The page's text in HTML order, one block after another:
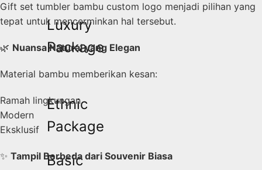
Luxury
Package
Ethnic
Package
Basic
Gift set tumbler bambu custom logo menjadi pilihan yang
tepat untuk mencerminkan hal tersebut.
🌿 Nuansa Natural yang Elegan
Material bambu memberikan kesan:
Ramah lingkungan
Modern
Eksklusif
✨ Tampil Berbeda dari Souvenir Biasa